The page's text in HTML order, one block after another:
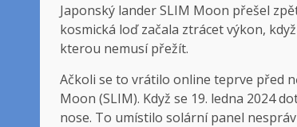
Japonský lander SLIM Moon přešel
kosmická loď začala ztrácet výkon,
kterou nemusí přežít.
Ačkoli se to vrátilo online teprve před
Moon (SLIM). Když se 19. ledna 2024
nose. To umístilo solární panel